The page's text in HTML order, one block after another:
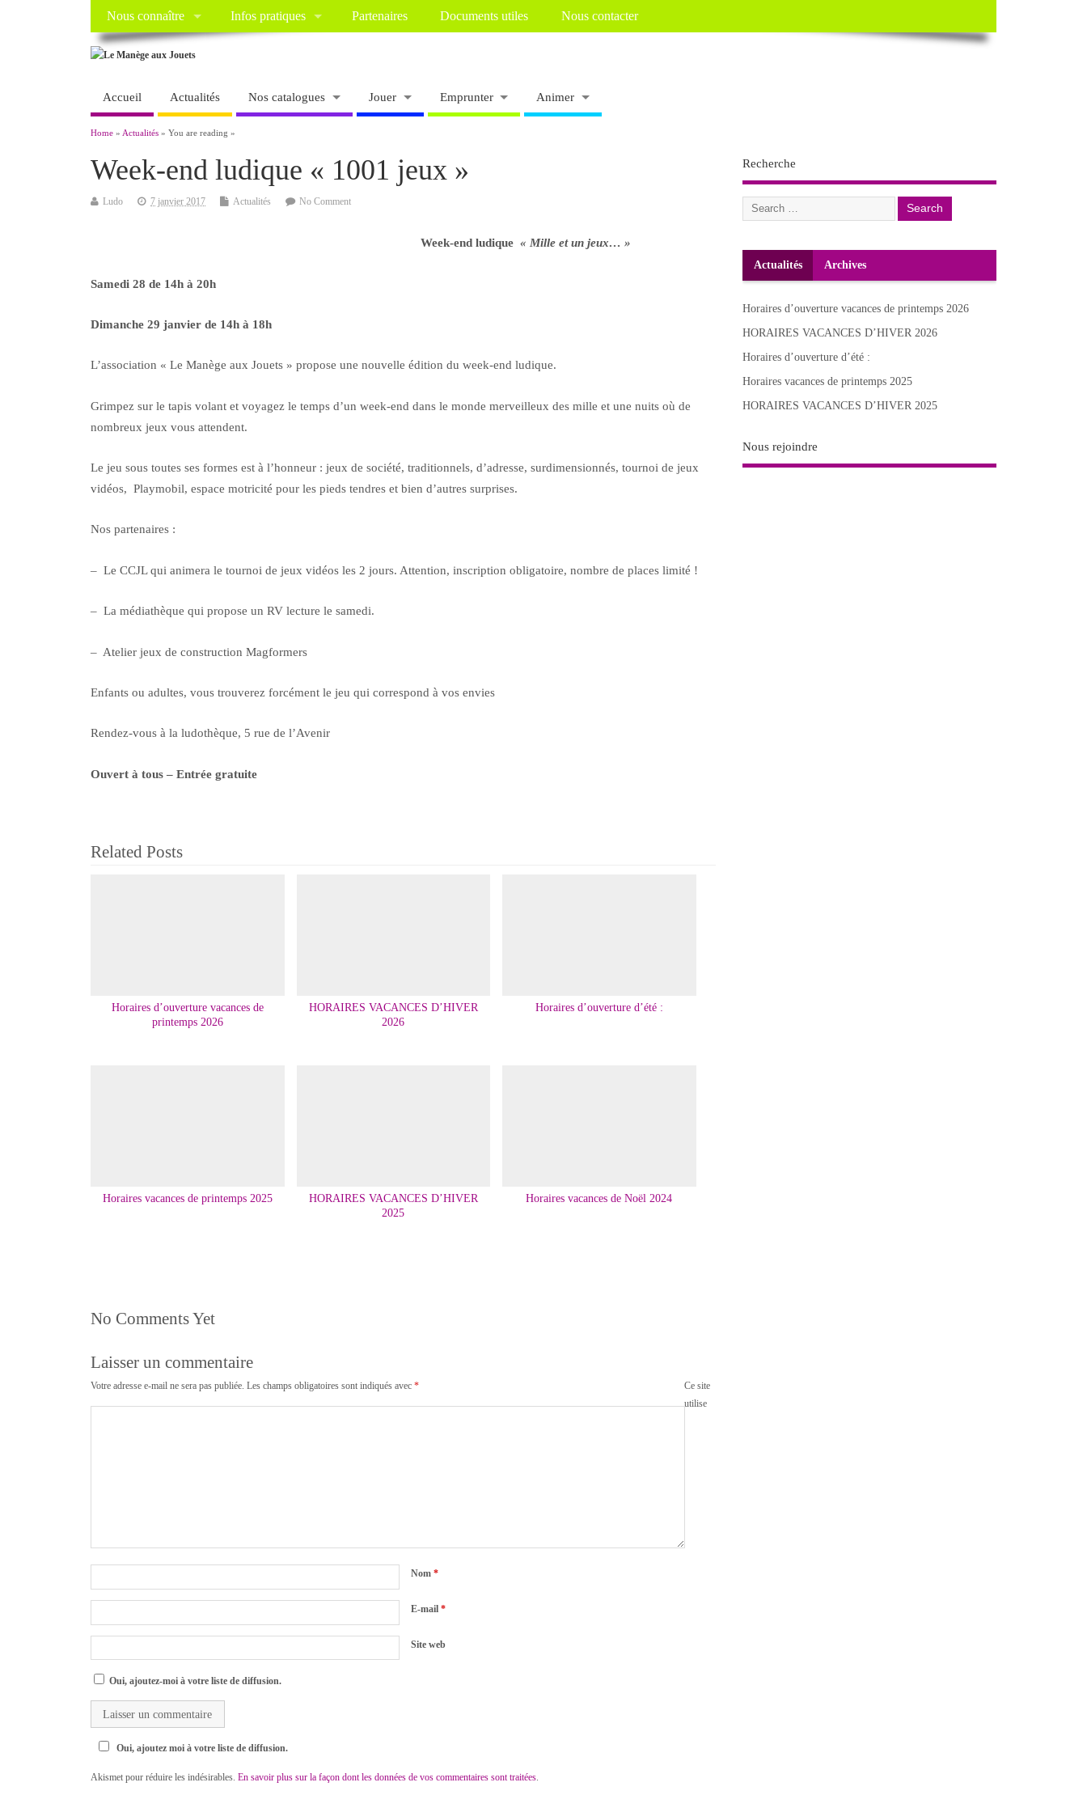
Nous connaître Infos pratiques Partenaires Documents utiles Nous contacter
Accueil Actualités Nos catalogues Jouer Emprunter Animer
Home » Actualités » You are reading »
Week-end ludique « 1001 jeux »
Ludo 7 janvier 2017 Actualités No Comment
Week-end ludique « Mille et un jeux… »
Samedi 28 de 14h à 20h
Dimanche 29 janvier de 14h à 18h
L’association « Le Manège aux Jouets » propose une nouvelle édition du week-end ludique.
Grimpez sur le tapis volant et voyagez le temps d’un week-end dans le monde merveilleux des mille et une nuits où de
nombreux jeux vous attendent.
Le jeu sous toutes ses formes est à l’honneur : jeux de société, traditionnels, d’adresse, surdimensionnés, tournoi de jeux
vidéos, Playmobil, espace motricité pour les pieds tendres et bien d’autres surprises.
Nos partenaires :
– Le CCJL qui animera le tournoi de jeux vidéos les 2 jours. Attention, inscription obligatoire, nombre de places limité !
– La médiathèque qui propose un RV lecture le samedi.
– Atelier jeux de construction Magformers
Enfants ou adultes, vous trouverez forcément le jeu qui correspond à vos envies
Rendez-vous à la ludothèque, 5 rue de l’Avenir
Ouvert à tous – Entrée gratuite
Related Posts
Horaires d’ouverture vacances de
printemps 2026
HORAIRES VACANCES D’HIVER
2026
Horaires d’ouverture d’été :
Horaires vacances de printemps 2025
HORAIRES VACANCES D’HIVER
2025
Horaires vacances de Noël 2024
No Comments Yet
Laisser un commentaire
Votre adresse e-mail ne sera pas publiée. Les champs obligatoires sont indiqués avec *
Nom *
E-mail *
Site web
Oui, ajoutez-moi à votre liste de diffusion.
Oui, ajoutez moi à votre liste de diffusion.
Ce site
utilise
Akismet pour réduire les indésirables. En savoir plus sur la façon dont les données de vos commentaires sont traitées
Recherche
Actualités Archives
Horaires d’ouverture vacances de printemps 2026
HORAIRES VACANCES D’HIVER 2026
Horaires d’ouverture d’été :
Horaires vacances de printemps 2025
HORAIRES VACANCES D’HIVER 2025
Nous rejoindre